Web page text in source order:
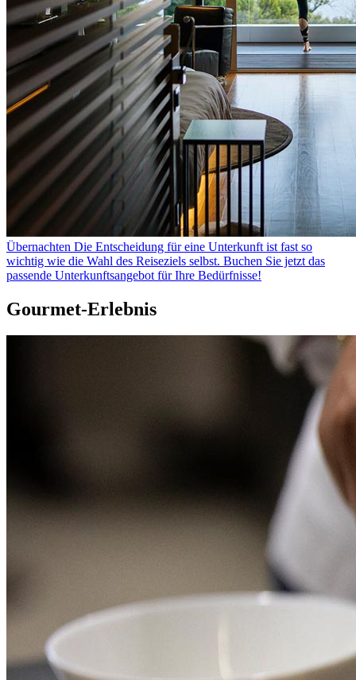
Übernachten Die Entscheidung für eine Unterkunft ist fast so
wichtig wie die Wahl des Reiseziels selbst. Buchen Sie jetzt das
passende Unterkunftsangebot für Ihre Bedürfnisse!
Gourmet-Erlebnis